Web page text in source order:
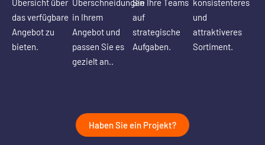
Übersicht über
das verfügbare
Angebot zu
bieten.
Überschneidungen
in Ihrem
Angebot und
passen Sie es
gezielt an..
Sie Ihre Teams
auf
strategische
Aufgaben.
konsistenteres
und
attraktiveres
Sortiment.
Haben Sie ein Projekt?